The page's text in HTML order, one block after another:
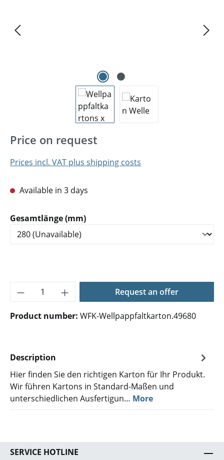
Price on request
Prices incl. VAT plus shipping costs
Available in 3 days
Select
Gesamtlänge (mm)
Product Quantity: Enter the desired
Request an offer
Product number: WFK-Wellpappfaltkarton.49680
Description
Hier finden Sie den richtigen Karton für Ihr Produkt.
Wir führen Kartons in Standard-Maßen und
unterschiedlichen Ausfertigun… More
SERVICE HOTLINE